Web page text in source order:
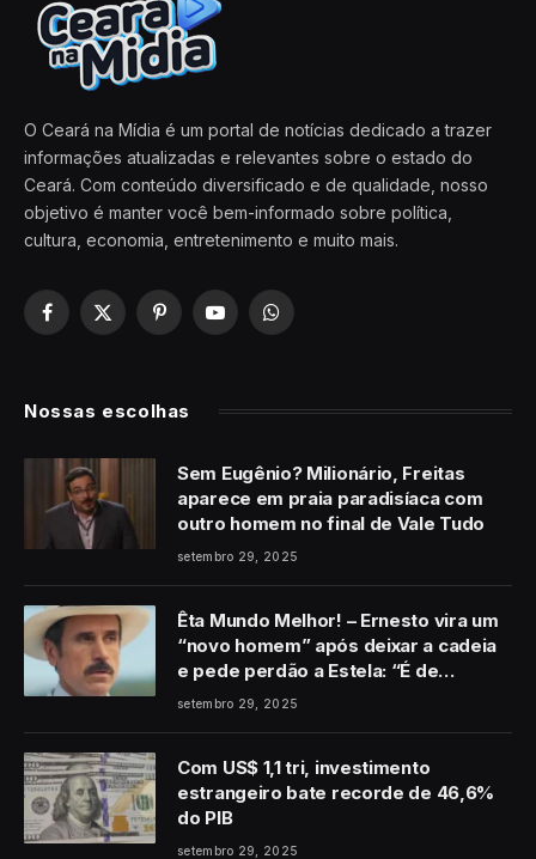
O Ceará na Mídia é um portal de notícias dedicado a trazer
informações atualizadas e relevantes sobre o estado do
Ceará. Com conteúdo diversificado e de qualidade, nosso
objetivo é manter você bem-informado sobre política,
cultura, economia, entretenimento e muito mais.
Facebook
X
PinterestYouTubeWhatsApp
Nossas escolhas
Sem Eugênio? Milionário, Freitas
aparece em praia paradisíaca com
outro homem no final de Vale Tudo
setembro 29, 2025
Êta Mundo Melhor! – Ernesto vira um
“novo homem” após deixar a cadeia
e pede perdão a Estela: “É de
coração”
setembro 29, 2025
Com US$ 1,1 tri, investimento
estrangeiro bate recorde de 46,6%
do PIB
setembro 29, 2025